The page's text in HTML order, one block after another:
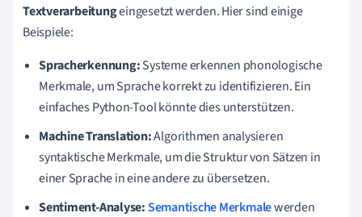
Textverarbeitungeingesetzt werden. Hier sind einige
Beispiele:
Spracherkennung:Systeme erkennen phonologische
Merkmale, um Sprache korrekt zu identifizieren. Ein
einfaches Python-Tool könnte dies unterstützen.
Machine Translation:Algorithmen analysieren
syntaktische Merkmale, um die Struktur von Sätzen in
einer Sprache in eine andere zu übersetzen.
Sentiment-Analyse:Semantische Merkmalewerden